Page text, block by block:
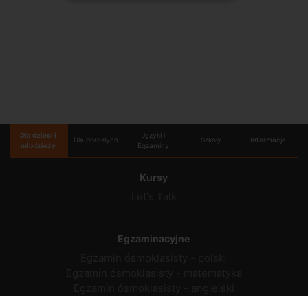
Kursy
Egzaminacyjne
Dla dzieci i
młodzieży
Dla dorosłych
Języki i
Egzaminy
Szkoły Informacje